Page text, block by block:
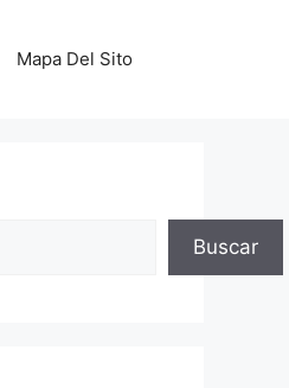
Mapa Del Sito
Buscar